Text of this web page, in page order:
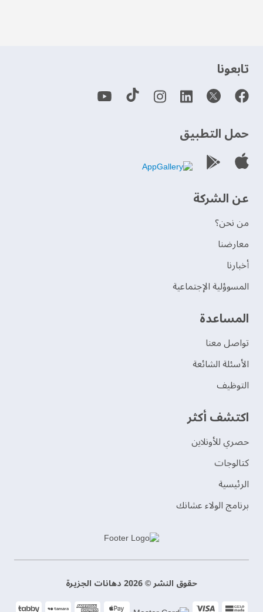
‫تابعونا‬
حمل التطبيق
عن الشركة
من نحن؟
‫معارضنا‬
‫أخبارنا‬
المسوؤلية الإجتماعية
‫المساعدة‬
تواصل معنا
الأسئلة الشائعة
التوظيف
اكتشف أكثر
حصري للأونلاين
‫كتالوجات‬
الرئيسية
برنامج الولاء عشانك
حقوق النشر © 2026 دهانات الجزيرة